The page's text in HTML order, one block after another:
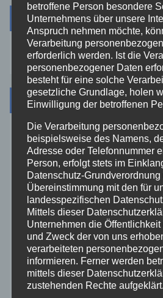
Suche
Kategorien
Aktuelles
Allgemein
Altenkirchen
Bundespolizei
Feuerwehr
betroffene Person besondere
Unternehmens über unsere
Anspruch nehmen möchte,
Verarbeitung
erforderlich werden. Ist die
personenbezogener Daten
besteht für eine solche
gesetzliche Grundlage, holen
Einwilligung der betroffenen
Die Verarbeitung
beispielsweise des Namens,
Adresse oder Telefonnummer
Person, erfolgt stets im
Datenschutz-Grundverordnung
Übereinstimmung mit den für
landesspezifischen
Mittels dieser
Unternehmen die Öffentlichkeit
und Zweck der von uns
verarbeiteten
informieren. Ferner werden
mittels dieser
zustehenden Rechte aufgeklärt.